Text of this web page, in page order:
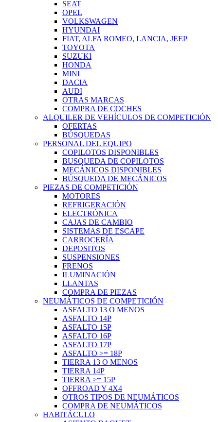
SEAT
OPEL
VOLKSWAGEN
HYUNDAI
FIAT, ALFA ROMEO, LANCIA, JEEP
TOYOTA
SUZUKI
HONDA
MINI
DACIA
AUDI
OTRAS MARCAS
COMPRA DE COCHES
ALQUILER DE VEHÍCULOS DE COMPETICIÓN
OFERTAS
BÚSQUEDAS
PERSONAL DEL EQUIPO
COPILOTOS DISPONIBLES
BUSQUEDA DE COPILOTOS
MECÁNICOS DISPONIBLES
BÚSQUEDA DE MECÁNICOS
PIEZAS DE COMPETICIÓN
MOTORES
REFRIGERACIÓN
ELECTRÓNICA
CAJAS DE CAMBIO
SISTEMAS DE ESCAPE
CARROCERÍA
DEPOSITOS
SUSPENSIONES
FRENOS
ILUMINACIÓN
LLANTAS
COMPRA DE PIEZAS
NEUMÁTICOS DE COMPETICIÓN
ASFALTO 13 O MENOS
ASFALTO 14P
ASFALTO 15P
ASFALTO 16P
ASFALTO 17P
ASFALTO >= 18P
TIERRA 13 O MENOS
TIERRA 14P
TIERRA >= 15P
OFFROAD Y 4X4
OTROS TIPOS DE NEUMÁTICOS
COMPRA DE NEUMÁTICOS
HABITÁCULO